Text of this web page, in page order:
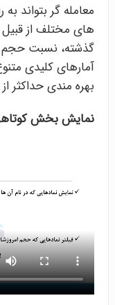
معامله گر بتواند
های مختلف از
گذشته، نسبت حجم
آمارهای کلیدی
بهره مندی حداکثر
نمایش بخش